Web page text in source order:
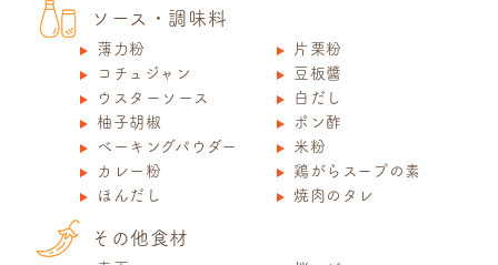
ソース・調味料
薄力粉
片栗粉
コチュジャン
豆板醬
ウスターソース
白だし
柚子胡椒
ポン酢
ベーキングパウダー
米粉
カレー粉
鶏がらスープの素
ほんだし
焼肉のタレ
その他食材